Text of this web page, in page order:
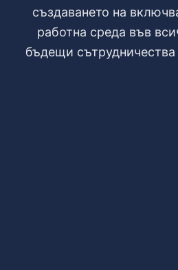
създаването на
работна среда във
бъдещи